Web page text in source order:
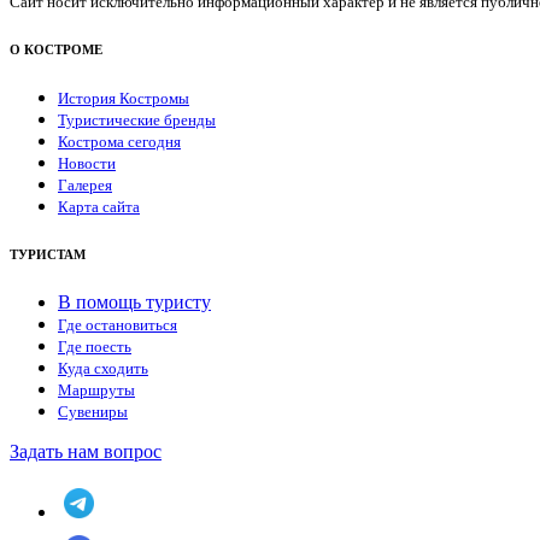
О КОСТРОМЕ
История Костромы
Туристические бренды
Кострома сегодня
Новости
Галерея
Карта сайта
ТУРИСТАМ
В помощь туристу
Где остановиться
Где поесть
Куда сходить
Маршруты
Сувениры
Задать нам вопрос